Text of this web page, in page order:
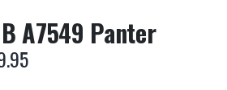
A7549 Panter